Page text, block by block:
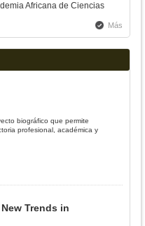
Africana de Ciencias
Más
biográfico que permite
profesional, académica y
Trends in